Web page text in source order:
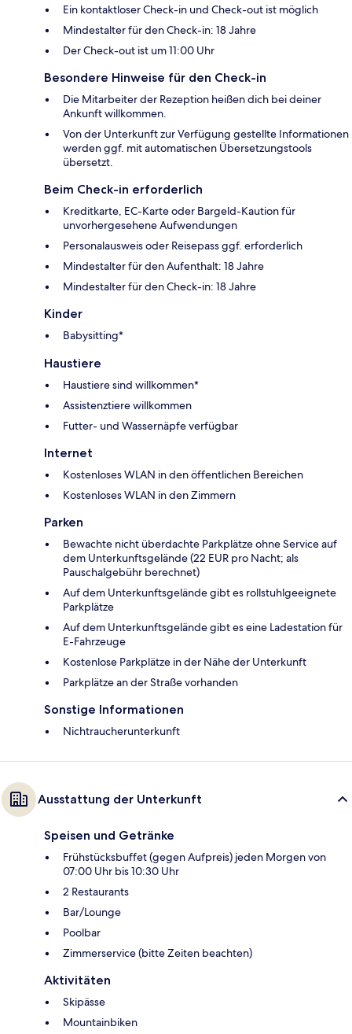
Ein kontaktloser Check-in und Check-out ist möglich
Mindestalter für den Check-in: 18 Jahre
Der Check-out ist um 11:00 Uhr
Besondere Hinweise für den Check-in
Die Mitarbeiter der Rezeption heißen dich bei deiner
Ankunft willkommen.
Von der Unterkunft zur Verfügung gestellte Informationen
werden ggf. mit automatischen Übersetzungstools
übersetzt.
Beim Check-in erforderlich
Kreditkarte, EC-Karte oder Bargeld-Kaution für
unvorhergesehene Aufwendungen
Personalausweis oder Reisepass ggf. erforderlich
Mindestalter für den Aufenthalt: 18 Jahre
Mindestalter für den Check-in: 18 Jahre
Kinder
Babysitting*
Haustiere
Haustiere sind willkommen*
Assistenztiere willkommen
Futter- und Wassernäpfe verfügbar
Internet
Kostenloses WLAN in den öffentlichen Bereichen
Kostenloses WLAN in den Zimmern
Parken
Bewachte nicht überdachte Parkplätze ohne Service auf
dem Unterkunftsgelände (22 EUR pro Nacht; als
Pauschalgebühr berechnet)
Auf dem Unterkunftsgelände gibt es rollstuhlgeeignete
Parkplätze
Auf dem Unterkunftsgelände gibt es eine Ladestation für
E-Fahrzeuge
Kostenlose Parkplätze in der Nähe der Unterkunft
Parkplätze an der Straße vorhanden
Sonstige Informationen
Nichtraucherunterkunft
Ausstattung der Unterkunft
Speisen und Getränke
Frühstücksbuffet (gegen Aufpreis) jeden Morgen von
07:00 Uhr bis 10:30 Uhr
2 Restaurants
Bar/Lounge
Poolbar
Zimmerservice (bitte Zeiten beachten)
Aktivitäten
Skipässe
Mountainbiken